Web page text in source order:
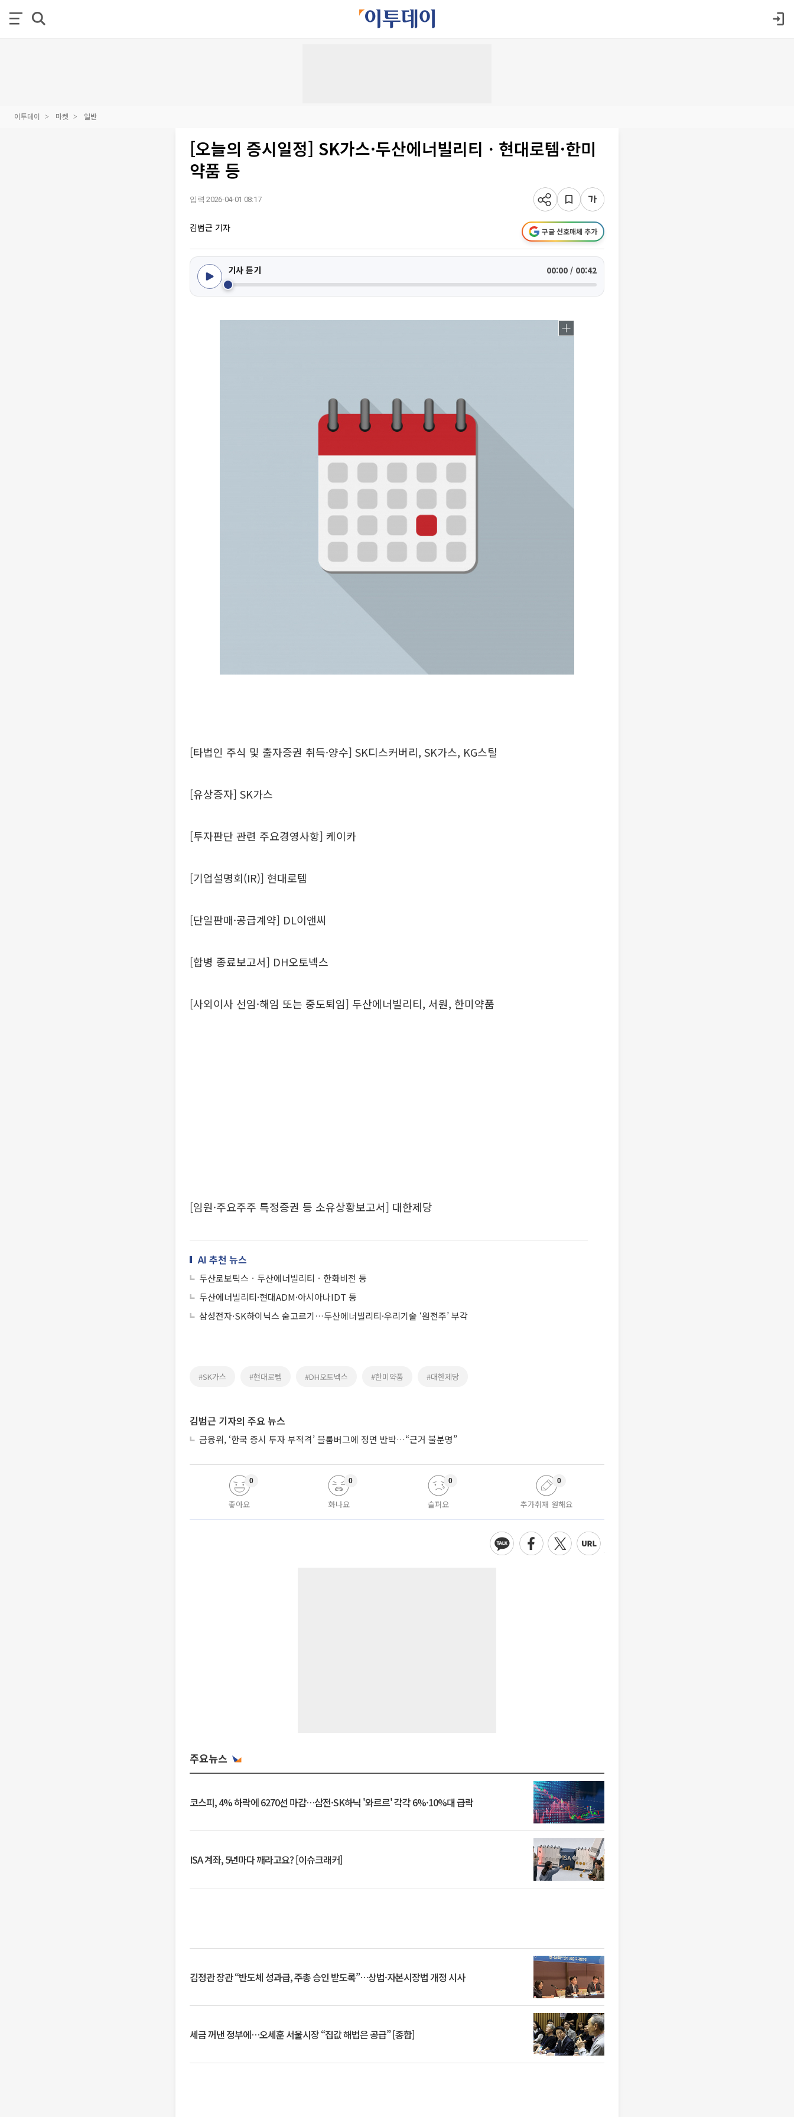
이투데이 마켓 일반
[오늘의 증시일정] SK가스·두산에너빌리티ㆍ현대로템·한미
약품 등
입력 2026-04-01 08:17
김범근 기자 구글 선호매체 추가
기사 듣기 00:00 / 00:42
[타법인 주식 및 출자증권 취득·양수] SK디스커버리, SK가스, KG스틸
[유상증자] SK가스
[투자판단 관련 주요경영사항] 케이카
[기업설명회(IR)] 현대로템
[단일판매·공급계약] DL이앤씨
[합병 종료보고서] DH오토넥스
[사외이사 선임·해임 또는 중도퇴임] 두산에너빌리티, 서원, 한미약품
[임원·주요주주 특정증권 등 소유상황보고서] 대한제당
AI 추천 뉴스
두산로보틱스ㆍ두산에너빌리티ㆍ한화비전 등
두산에너빌리티·현대ADM·아시아나IDT 등
삼성전자·SK하이닉스 숨고르기…두산에너빌리티·우리기술 ‘원전주’ 부각
#SK가스 #현대로템 #DH오토넥스 #한미약품 #대한제당
김범근 기자의 주요 뉴스
금융위, ‘한국 증시 투자 부적격’ 블룸버그에 정면 반박…“근거 불분명”
좋아요
0
화나요
0
슬퍼요
0
추가취재 원해요
0
주요뉴스
코스피, 4% 하락에 6270선 마감…삼전·SK하닉 '와르르' 각각 6%·10%대 급락
ISA 계좌, 5년마다 깨라고요? [이슈크래커]
김정관 장관 “반도체 성과급, 주총 승인 받도록”…상법·자본시장법 개정 시사
세금 꺼낸 정부에…오세훈 서울시장 “집값 해법은 공급” [종합]